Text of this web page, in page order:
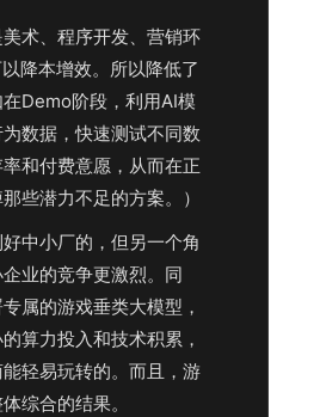
术、程序开发、营销环
降本增效。所以降低了
Demo阶段，利用AI模
数据，快速测试不同数
和付费意愿，从而在正
些潜力不足的方案。）
中小厂的，但另一个角
业的竞争更激烈。同
属的游戏垂类大模型，
算力投入和技术积累，
轻易玩转的。而且，游
综合的结果。